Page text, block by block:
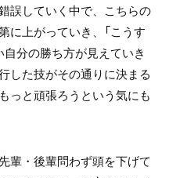
誤していく中で、こちらの
に上がっていき、「こうす
分の勝ち方が見えていき
した技がその通りに決まる
っと頑張ろうという気にも
輩・後輩問わず頭を下げて